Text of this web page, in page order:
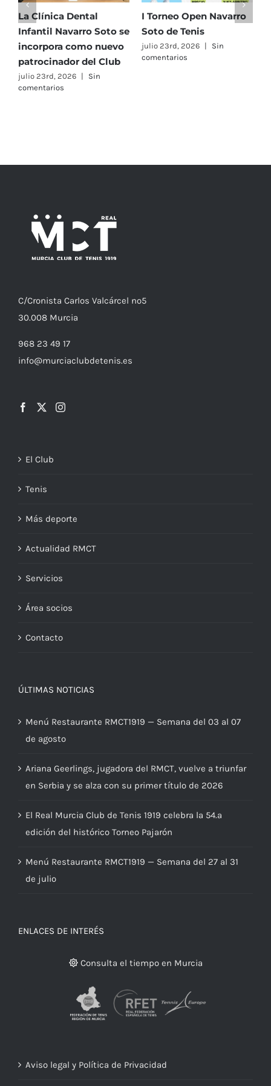
La Clínica Dental
Infantil Navarro Soto se
incorpora como nuevo
patrocinador del Club
julio 23rd, 2026 |
Sin
comentarios
I Torneo Open Navarro
Soto de Tenis
julio 23rd, 2026 |
Sin
comentarios
C/Cronista Carlos Valcárcel nº5
30.008 Murcia
968 23 49 17
info@murciaclubdetenis.es
El Club
Tenis
Más deporte
Actualidad RMCT
Servicios
Área socios
Contacto
ÚLTIMAS NOTICIAS
Menú Restaurante RMCT1919 — Semana del 03 al 07
de agosto
Ariana Geerlings, jugadora del RMCT, vuelve a triunfar
en Serbia y se alza con su primer título de 2026
El Real Murcia Club de Tenis 1919 celebra la 54.ª
edición del histórico Torneo Pajarón
Menú Restaurante RMCT1919 — Semana del 27 al 31
de julio
ENLACES DE INTERÉS
Consulta el tiempo en Murcia
Aviso legal y Política de Privacidad